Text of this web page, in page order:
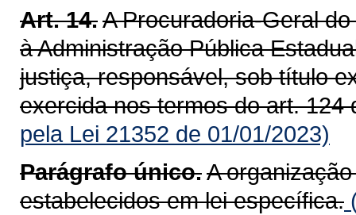
Art. 14.A Procuradoria-Geral
à Administração Pública
justiça, responsável, sob título
exercida nos termos do art. 124
pela Lei 21352 de 01/01/2023)
Parágrafo único.A
estabelecidos em lei específica.